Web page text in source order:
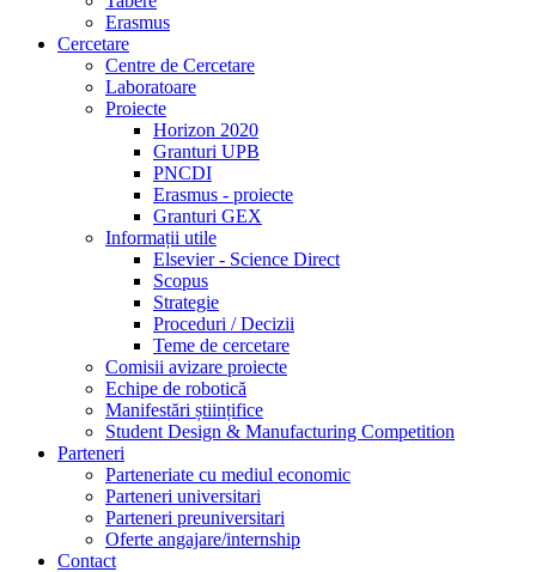
Erasmus
Cercetare
Centre de Cercetare
Laboratoare
Proiecte
Horizon 2020
Granturi UPB
PNCDI
Erasmus - proiecte
Granturi GEX
Informații utile
Elsevier - Science Direct
Scopus
Strategie
Proceduri / Decizii
Teme de cercetare
Comisii avizare proiecte
Echipe de robotică
Manifestări științifice
Student Design & Manufacturing Competition
Parteneri
Parteneriate cu mediul economic
Parteneri universitari
Parteneri preuniversitari
Oferte angajare/internship
Contact